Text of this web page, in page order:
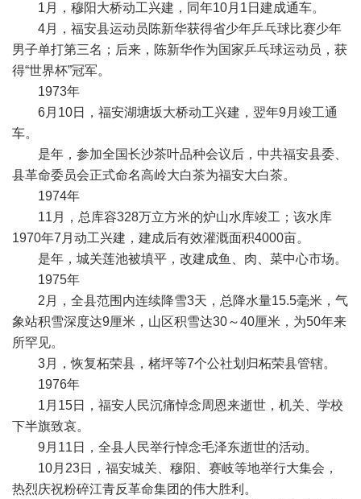
1月，穆阳大桥动工兴建，同年10月1日建成通车。
4月，福安县运动员陈新华获得省少年乒乓球比赛少年
男子单打第三名；后来，陈新华作为国家乒乓球运动员，获
得“世界杯”冠军。
1973年
6月10日，福安湖塘坂大桥动工兴建，翌年9月竣工通
车。
是年，参加全国长沙茶叶品种会议后，中共福安县委、
县革命委员会正式命名高岭大白茶为福安大白茶。
1974年
11月，总库容328万立方米的炉山水库竣工；该水库
1970年7月动工兴建，建成后有效灌溉面积4000亩。
是年，城关莲池被填平，改建成鱼、肉、菜中心市场。
1975年
2月，全县范围内连续降雪3天，总降水量15.5毫米，气
象站积雪深度达9厘米，山区积雪达30～40厘米，为50年来
所罕见。
3月，恢复柘荣县，楮坪等7个公社划归柘荣县管辖。
1976年
1月15日，福安人民沉痛悼念周恩来逝世，机关、学校
下半旗致哀。
9月11日，全县人民举行悼念毛泽东逝世的活动。
10月23日，福安城关、穆阳、赛岐等地举行大集会，
热烈庆祝粉碎江青反革命集团的伟大胜利。